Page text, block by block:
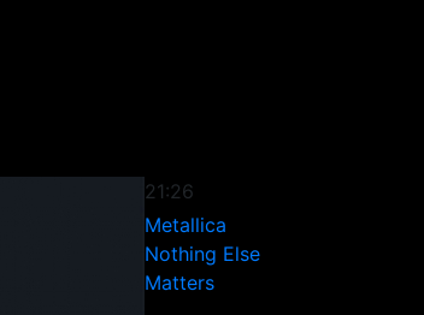
21:26
Metallica
Nothing Else
Matters